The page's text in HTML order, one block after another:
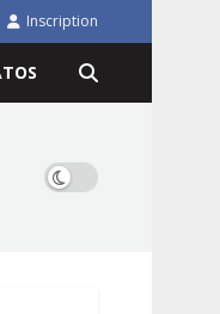
Inscription